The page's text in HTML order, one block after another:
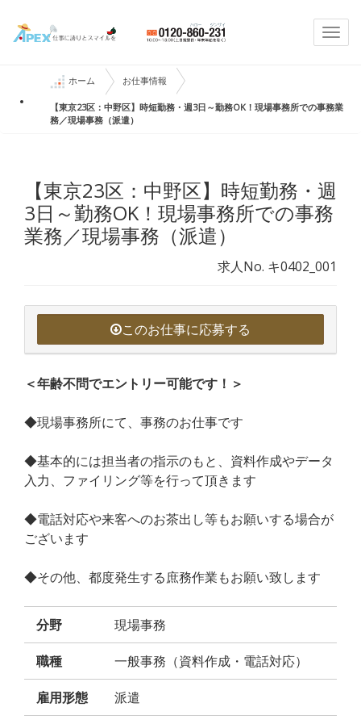
ホーム お仕事情報
【東京23区：中野区】時短勤務・週3日～勤務OK！現場事務所での事務業
務／現場事務（派遣）
【東京23区：中野区】時短勤務・週
3日～勤務OK！現場事務所での事務
業務／現場事務（派遣）
求人No. キ0402_001
このお仕事に応募する
＜年齢不問でエントリー可能です！＞
◆現場事務所にて、事務のお仕事です
◆基本的には担当者の指示のもと、資料作成やデータ
入力、ファイリング等を行って頂きます
◆電話対応や来客へのお茶出し等もお願いする場合が
ございます
◆その他、都度発生する庶務作業もお願い致します
分野 現場事務
職種 一般事務（資料作成・電話対応）
雇用形態 派遣